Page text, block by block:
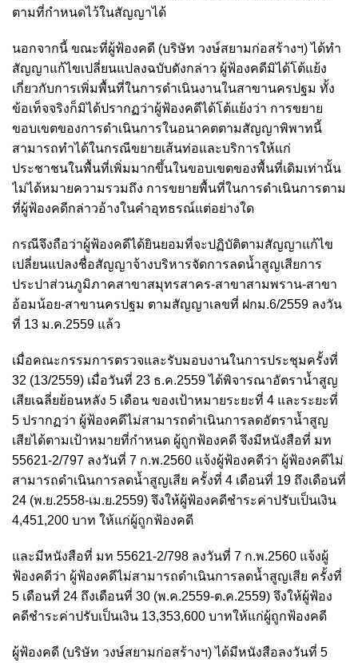
ตามที่กำหนดไว้ในสัญญาได้
นอกจากนี้ ขณะที่ผู้ฟ้องคดี (บริษัท วงษ์สยามก่อสร้างฯ) ได้ทำ
สัญญาแก้ไขเปลี่ยนแปลงฉบับดังกล่าว ผู้ฟ้องคดีมิได้โต้แย้ง
เกี่ยวกับการเพิ่มพื้นที่ในการดำเนินงานในสาขานครปฐม ทั้ง
ข้อเท็จจริงก็มิได้ปรากฏว่าผู้ฟ้องคดีได้โต้แย้งว่า การขยาย
ขอบเขตของการดำเนินการในอนาคตตามสัญญาพิพาทนี้
สามารถทำได้ในกรณีขยายเส้นท่อและบริการให้แก่
ประชาชนในพื้นที่เพิ่มมากขึ้นในขอบเขตของพื้นที่เดิมเท่านั้น
ไม่ได้หมายความรวมถึง การขยายพื้นที่ในการดำเนินการตาม
ที่ผู้ฟ้องคดีกล่าวอ้างในคำอุทธรณ์แต่อย่างใด
กรณีจึงถือว่าผู้ฟ้องคดีได้ยินยอมที่จะปฏิบัติตามสัญญาแก้ไข
เปลี่ยนแปลงชื่อสัญญาจ้างบริหารจัดการลดน้ำสูญเสียการ
ประปาส่วนภูมิภาคสาขาสมุทรสาคร-สาขาสามพราน-สาขา
อ้อมน้อย-สาขานครปฐม ตามสัญญาเลขที่ ฝกม.6/2559 ลงวัน
ที่ 13 ม.ค.2559 แล้ว
เมื่อคณะกรรมการตรวจและรับมอบงานในการประชุมครั้งที่
32 (13/2559) เมื่อวันที่ 23 ธ.ค.2559 ได้พิจารณาอัตราน้ำสูญ
เสียเฉลี่ยย้อนหลัง 5 เดือน ของเป้าหมายระยะที่ 4 และระยะที่
5 ปรากฏว่า ผู้ฟ้องคดีไม่สามารถดำเนินการลดอัตราน้ำสูญ
เสียได้ตามเป้าหมายที่กำหนด ผู้ถูกฟ้องคดี จึงมีหนังสือที่ มท
55621-2/797 ลงวันที่ 7 ก.พ.2560 แจ้งผู้ฟ้องคดีว่า ผู้ฟ้องคดีไม่
สามารถดำเนินการลดน้ำสูญเสีย ครั้งที่ 4 เดือนที่ 19 ถึงเดือนที่
24 (พ.ย.2558-เม.ย.2559) จึงให้ผู้ฟ้องคดีชำระค่าปรับเป็นเงิน
4,451,200 บาท ให้แก่ผู้ถูกฟ้องคดี
และมีหนังสือที่ มท 55621-2/798 ลงวันที่ 7 ก.พ.2560 แจ้งผู้
ฟ้องคดีว่า ผู้ฟ้องคดีไม่สามารถดำเนินการลดน้ำสูญเสีย ครั้งที่
5 เดือนที่ 24 ถึงเดือนที่ 30 (พ.ค.2559-ต.ค.2559) จึงให้ผู้ฟ้อง
คดีชำระค่าปรับเป็นเงิน 13,353,600 บาทให้แก่ผู้ถูกฟ้องคดี
ผู้ฟ้องคดี (บริษัท วงษ์สยามก่อสร้างฯ) ได้มีหนังสือลงวันที่ 5